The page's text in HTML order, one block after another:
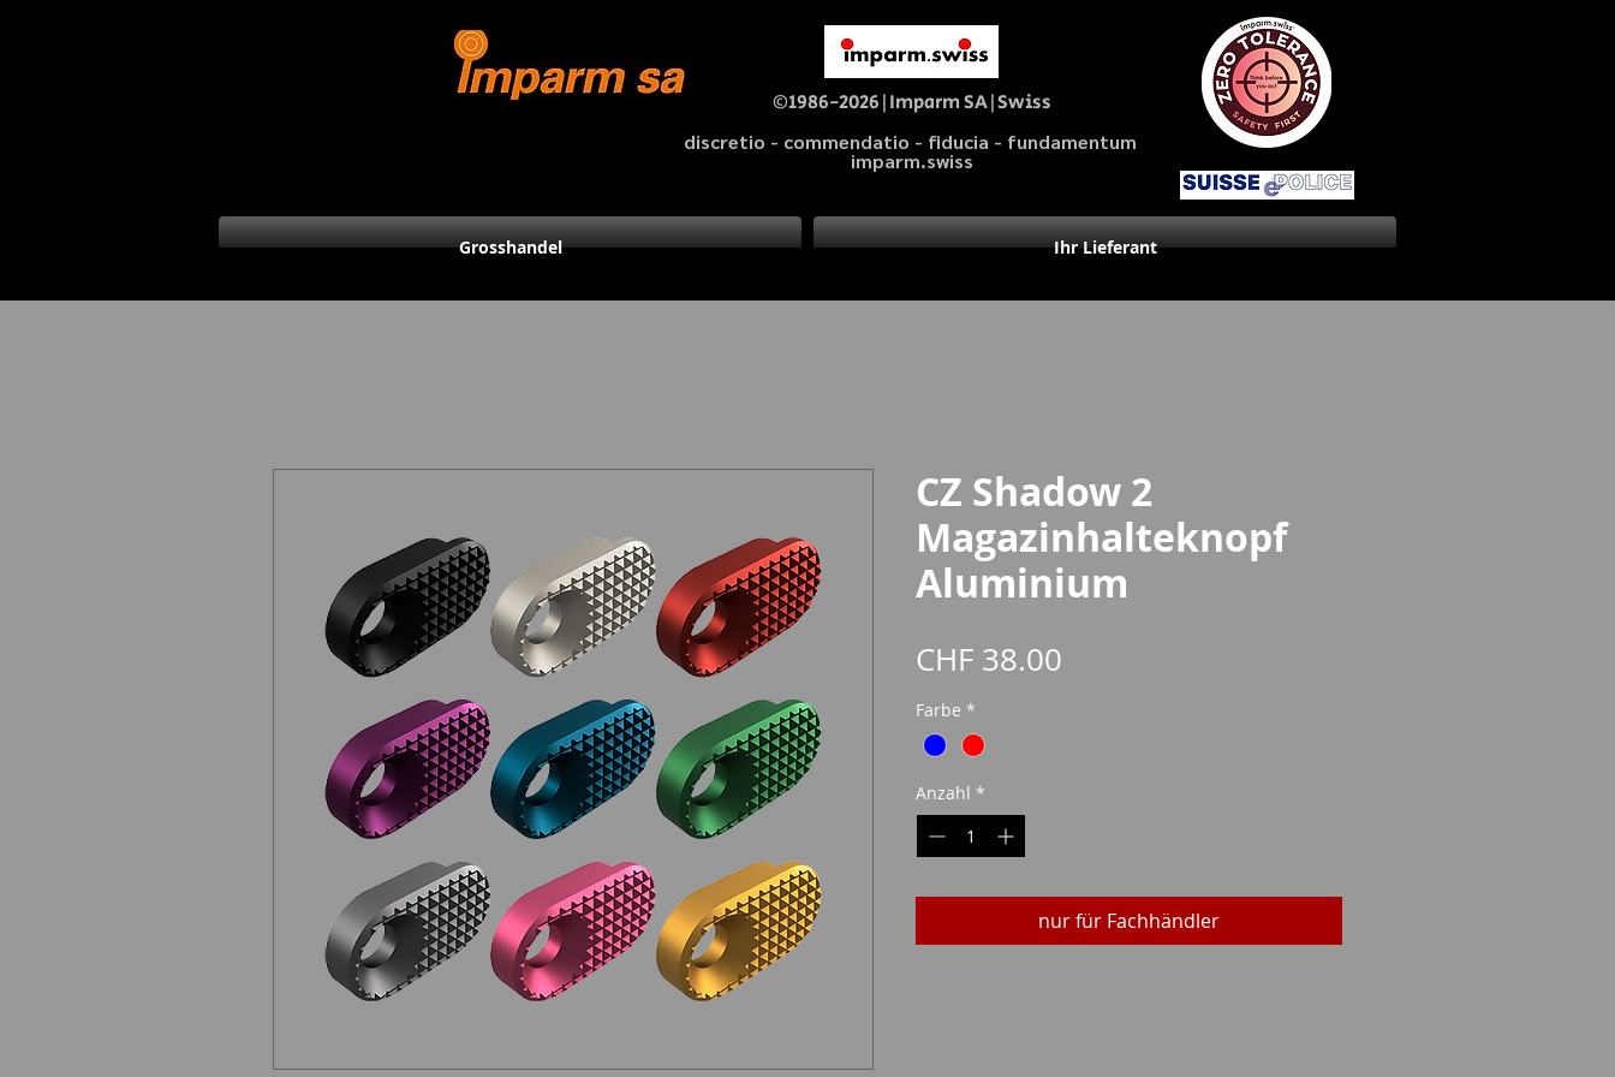
©1986-2026|Imparm SA|Swiss
discretio - commendatio - fiducia - fundamentum
imparm.swiss
Grosshandel Ihr Lieferant
CZ Shadow 2
Magazinhalteknopf
Aluminium
CHF 38.00
Farbe *
Anzahl *
nur für Fachhändler